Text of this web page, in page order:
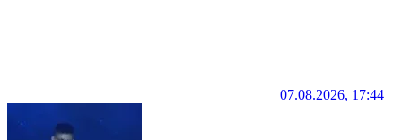
07.08.2026, 17:44